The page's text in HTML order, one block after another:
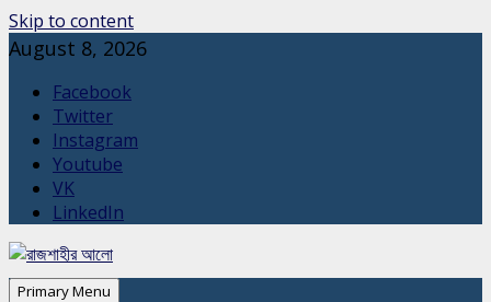
Skip to content
August 8, 2026
Facebook
Twitter
Instagram
Youtube
VK
LinkedIn
Primary Menu